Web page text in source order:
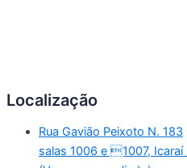
Localização
Rua Gavião Peixoto N. 183
salas 1006 e 1007, Icaraí